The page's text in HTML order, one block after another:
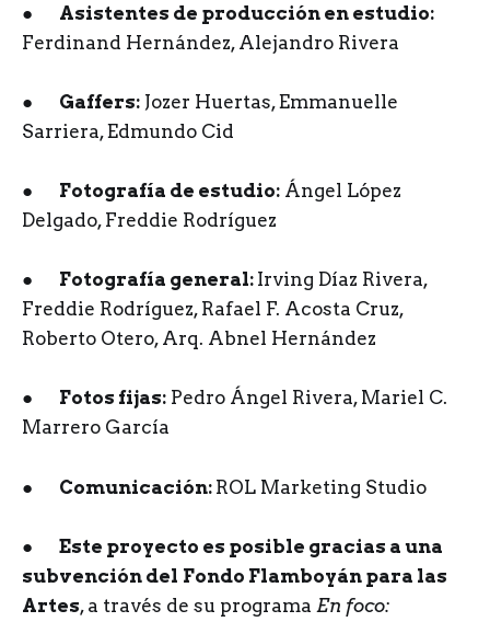
● Asistentes de producción en estudio:
Ferdinand Hernández, Alejandro Rivera
● Gaffers: Jozer Huertas, Emmanuelle
Sarriera, Edmundo Cid
● Fotografía de estudio: Ángel López
Delgado, Freddie Rodríguez
● Fotografía general: Irving Díaz Rivera,
Freddie Rodríguez, Rafael F. Acosta Cruz,
Roberto Otero, Arq. Abnel Hernández
● Fotos fijas: Pedro Ángel Rivera, Mariel C.
Marrero García
● Comunicación: ROL Marketing Studio
● Este proyecto es posible gracias a una
subvención del Fondo Flamboyán para las
Artes, a través de su programa En foco: